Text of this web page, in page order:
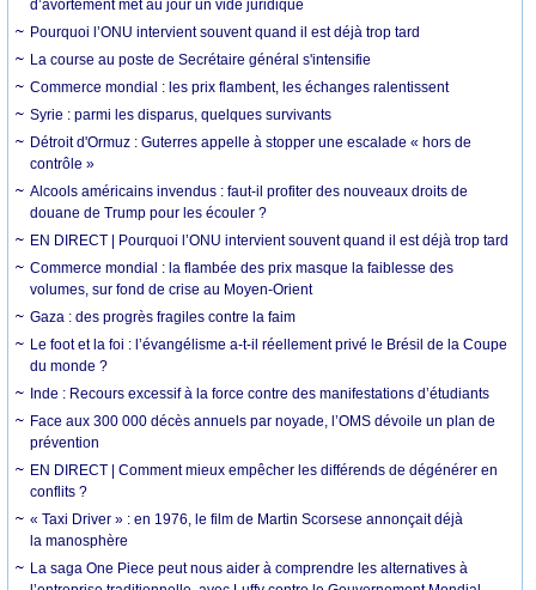
d’avortement met au jour un vide juridique
Pourquoi l’ONU intervient souvent quand il est déjà trop tard
La course au poste de Secrétaire général s'intensifie
Commerce mondial : les prix flambent, les échanges ralentissent
Syrie : parmi les disparus, quelques survivants
Détroit d'Ormuz : Guterres appelle à stopper une escalade « hors de
contrôle »
Alcools américains invendus : faut-il profiter des nouveaux droits de
douane de Trump pour les écouler ?
EN DIRECT | Pourquoi l’ONU intervient souvent quand il est déjà trop tard
Commerce mondial : la flambée des prix masque la faiblesse des
volumes, sur fond de crise au Moyen-Orient
Gaza : des progrès fragiles contre la faim
Le foot et la foi : l’évangélisme a-t-il réellement privé le Brésil de la Coupe
du monde ?
Inde : Recours excessif à la force contre des manifestations d’étudiants
Face aux 300 000 décès annuels par noyade, l’OMS dévoile un plan de
prévention
EN DIRECT | Comment mieux empêcher les différends de dégénérer en
conflits ?
« Taxi Driver » : en 1976, le film de Martin Scorsese annonçait déjà
la manosphère
La saga One Piece peut nous aider à comprendre les alternatives à